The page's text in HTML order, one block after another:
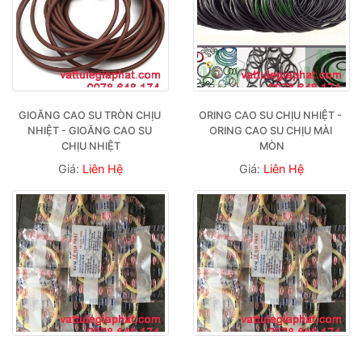
GIOĂNG CAO SU TRÒN CHỊU
NHIỆT - GIOĂNG CAO SU
CHỊU NHIỆT
Giá: Liên Hệ
ORING CAO SU CHỊU NHIỆT -
ORING CAO SU CHỊU MÀI
MÒN
Giá: Liên Hệ